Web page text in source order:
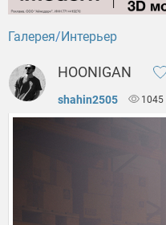
Галерея Интерьер
HOONIGAN
shahin2505 1045